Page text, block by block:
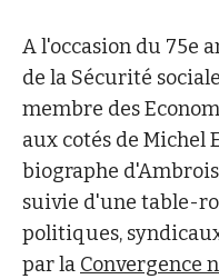
A l'occasion du 75e
de la Sécurité
membre des
aux cotés de Michel
biographe
suivie d'une table-
politiques,
par la Convergence